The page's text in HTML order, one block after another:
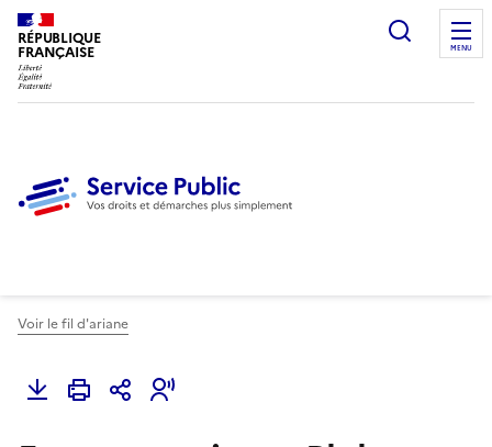
RÉPUBLIQUE
FRANÇAISE
Ouvrir
MENU
Voir le fil d'ariane